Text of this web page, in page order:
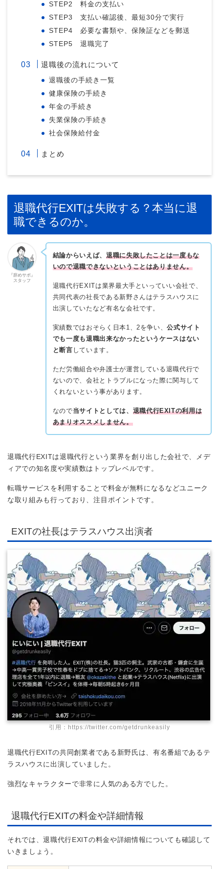
STEP2 料金の支払い
STEP3 支払い確認後、最短30分で実行
STEP4 必要な書類や、保険証などを郵送
STEP5 退職完了
退職後の流れについて
退職後の手続き一覧
健康保険の手続き
年金の手続き
失業保険の手続き
社会保険給付金
まとめ
退職代行EXITは失敗する？本当に退
職できるのか。
『辞めサポ』
スタッフ
結論からいえば、 退職に失敗したことは一度もな
いので退職できないということはありません。
退職代行EXITは業界最大手といっていい会社で、
共同代表の社長である新野さんはテラスハウスに
出演していたなど有名な会社です。
実績数ではおそらく日本1、2を争い、公式サイト
でも一度も退職出来なかったというケースはない
と断言 しています。
ただ労働組合や弁護士が運営している退職代行で
ないので、会社とトラブルになった際に関与して
くれないという事があります。
なので当サイトとしては、 退職代行EXITの利用は
あまりオススメしません。
退職代行EXITは退職代行という業界を創り出した会社で、メデ
ィアでの知名度や実績数はトップレベルです。
転職サービスを利用することで料金が無料になるなどユニーク
な取り組みも行っており、注目ポイントです。
EXITの社長はテラスハウス出演者
引用：https://twitter.com/getdrunkeasily
退職代行EXITの共同創業者である新野氏は、有名番組であるテ
ラスハウスに出演していました。
強烈なキャラクターで非常に人気のある方でした。
退職代行EXITの料金や詳細情報
それでは、退職代行EXITの料金や詳細情報についても確認して
いきましょう。